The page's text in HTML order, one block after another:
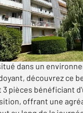
F3 à vendre
€
Quartier Bretagne
dans un
découvrez ce
pièces bénéficiant
offrant une